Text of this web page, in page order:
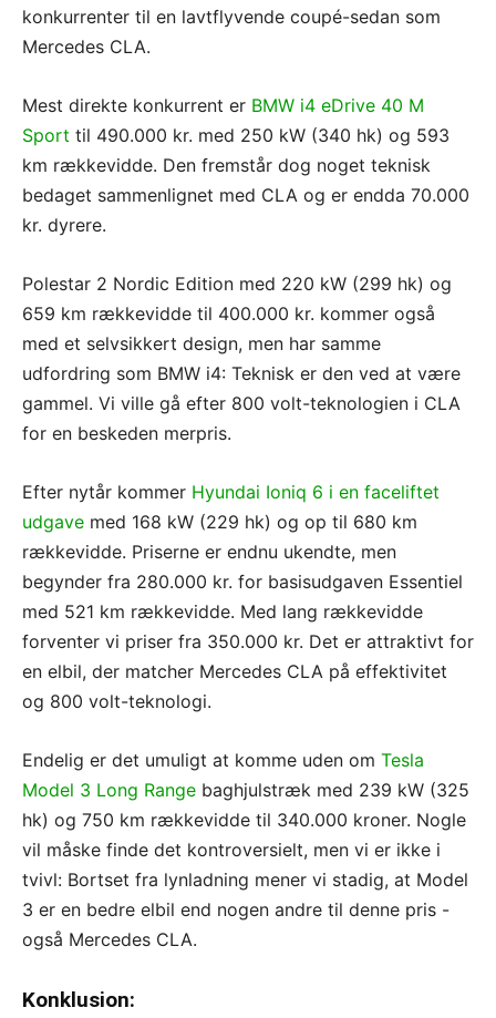
konkurrenter til en lavtflyvende coupé-sedan som
Mercedes CLA.
Mest direkte konkurrent er BMW i4 eDrive 40 M
Sport til 490.000 kr. med 250 kW (340 hk) og 593
km rækkevidde. Den fremstår dog noget teknisk
bedaget sammenlignet med CLA og er endda 70.000
kr. dyrere.
Polestar 2 Nordic Edition med 220 kW (299 hk) og
659 km rækkevidde til 400.000 kr. kommer også
med et selvsikkert design, men har samme
udfordring som BMW i4: Teknisk er den ved at være
gammel. Vi ville gå efter 800 volt-teknologien i CLA
for en beskeden merpris.
Efter nytår kommer Hyundai Ioniq 6 i en faceliftet
udgave med 168 kW (229 hk) og op til 680 km
rækkevidde. Priserne er endnu ukendte, men
begynder fra 280.000 kr. for basisudgaven Essentiel
med 521 km rækkevidde. Med lang rækkevidde
forventer vi priser fra 350.000 kr. Det er attraktivt for
en elbil, der matcher Mercedes CLA på effektivitet
og 800 volt-teknologi.
Endelig er det umuligt at komme uden om Tesla
Model 3 Long Range baghjulstræk med 239 kW (325
hk) og 750 km rækkevidde til 340.000 kroner. Nogle
vil måske finde det kontroversielt, men vi er ikke i
tvivl: Bortset fra lynladning mener vi stadig, at Model
3 er en bedre elbil end nogen andre til denne pris -
også Mercedes CLA.
Konklusion: